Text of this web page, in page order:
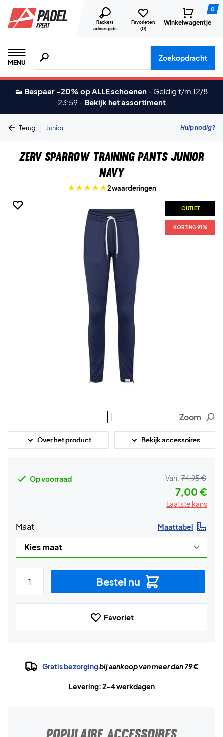
Rackets
adviesgids
Favorieten
(0)
0
Winkelwagentje
MENU
Zoeken naar producten, merken etc.
Zoekopdracht
👟 Bespaar -20% op ALLE schoenen - Geldig t/m 12/8
23:59 - Bekijk het assortiment
Terug | Junior Hulp nodig?
ZERV Sparrow Training Pants Junior
Navy
2 waarderingen
OUTLET
KORTING 91%
OUTLET
KORTING 91%
Zoom
Over het product Bekijk accessoires
Op voorraad Van: 74,95 €
7,00 €
Laatste kans
Maat Maattabel
Bestel nu
Favoriet
Gratis bezorgingbij aankoop van meer dan 79 €
Levering: 2-4 werkdagen
POPULAIRE ACCESSOIRES